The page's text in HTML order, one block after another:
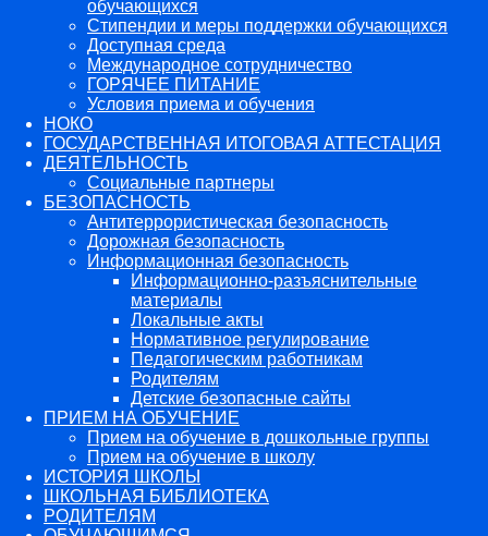
обучающихся
Стипендии и меры поддержки обучающихся
Доступная среда
Международное сотрудничество
ГОРЯЧЕЕ ПИТАНИЕ
Условия приема и обучения
НОКО
ГОСУДАРСТВЕННАЯ ИТОГОВАЯ АТТЕСТАЦИЯ
ДЕЯТЕЛЬНОСТЬ
Социальные партнеры
БЕЗОПАСНОСТЬ
Антитеррористическая безопасность
Дорожная безопасность
Информационная безопасность
Информационно-разъяснительные
материалы
Локальные акты
Нормативное регулирование
Педагогическим работникам
Родителям
Детские безопасные сайты
ПРИЕМ НА ОБУЧЕНИЕ
Прием на обучение в дошкольные группы
Прием на обучение в школу
ИСТОРИЯ ШКОЛЫ
ШКОЛЬНАЯ БИБЛИОТЕКА
РОДИТЕЛЯМ